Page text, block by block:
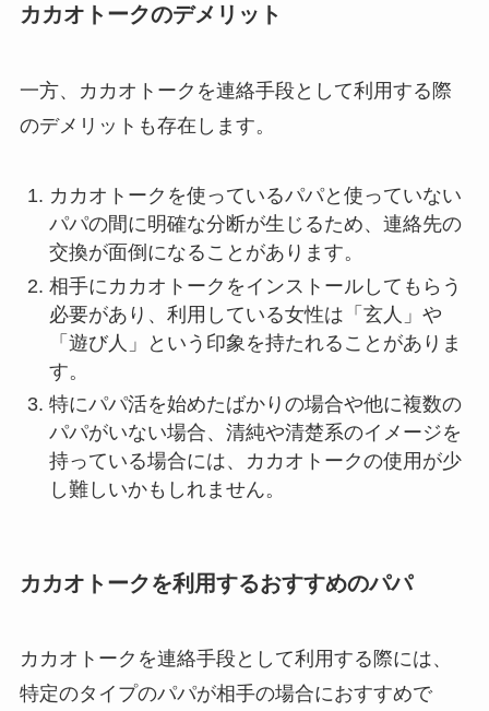
カカオトークのデメリット
一方、カカオトークを連絡手段として利用する際
のデメリットも存在します。
カカオトークを使っているパパと使っていない
パパの間に明確な分断が生じるため、連絡先の
交換が面倒になることがあります。
相手にカカオトークをインストールしてもらう
必要があり、利用している女性は「玄人」や
「遊び人」という印象を持たれることがありま
す。
特にパパ活を始めたばかりの場合や他に複数の
パパがいない場合、清純や清楚系のイメージを
持っている場合には、カカオトークの使用が少
し難しいかもしれません。
カカオトークを利用するおすすめのパパ
カカオトークを連絡手段として利用する際には、
特定のタイプのパパが相手の場合におすすめで